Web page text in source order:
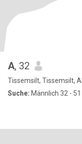
A, 32
Tissemsilt, Tissemsilt,
Suche: Männlich 32 - 51